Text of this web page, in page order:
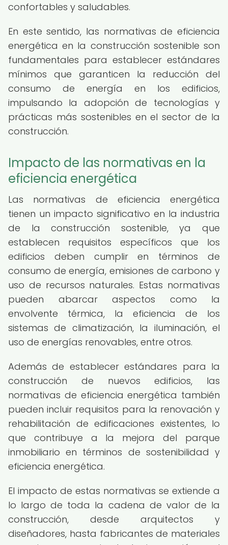
confortables y saludables.
En este sentido, las normativas de eficiencia
energética en la construcción sostenible son
fundamentales para establecer estándares
mínimos que garanticen la reducción del
consumo de energía en los edificios,
impulsando la adopción de tecnologías y
prácticas más sostenibles en el sector de la
construcción.
Impacto de las normativas en la
eficiencia energética
Las normativas de eficiencia energética
tienen un impacto significativo en la industria
de la construcción sostenible, ya que
establecen requisitos específicos que los
edificios deben cumplir en términos de
consumo de energía, emisiones de carbono y
uso de recursos naturales. Estas normativas
pueden abarcar aspectos como la
envolvente térmica, la eficiencia de los
sistemas de climatización, la iluminación, el
uso de energías renovables, entre otros.
Además de establecer estándares para la
construcción de nuevos edificios, las
normativas de eficiencia energética también
pueden incluir requisitos para la renovación y
rehabilitación de edificaciones existentes, lo
que contribuye a la mejora del parque
inmobiliario en términos de sostenibilidad y
eficiencia energética.
El impacto de estas normativas se extiende a
lo largo de toda la cadena de valor de la
construcción, desde arquitectos y
diseñadores, hasta fabricantes de materiales